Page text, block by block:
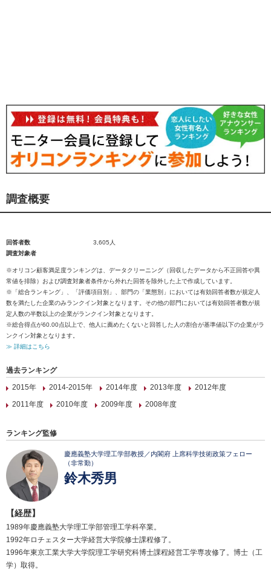
調査概要
回答者数
3,605人
調査対象者
※オリコン顧客満足度ランキングは、データクリーニング（回収したデータから不正回答や異
常値を排除）および調査対象者条件から外れた回答を除外した上で作成しています。
※「総合ランキング」、「評価項目別」、部門の「業態別」においては有効回答者数が規定人
数を満たした企業のみランクイン対象となります。その他の部門においては有効回答者数が規
定人数の半数以上の企業がランクイン対象となります。
※総合得点が60.00点以上で、他人に薦めたくないと回答した人の割合が基準値以下の企業がラ
ンクイン対象となります。
≫ 詳細はこちら
過去ランキング
2015年
2014-2015年 2014年度 2013年度
2012年度
2011年度
2010年度 2009年度 2008年度
ランキング監修
慶應義塾大学理工学部教授／内閣府 上席科学技術政策フェロー
（非常勤）
鈴木秀男
【経歴】
1989年慶應義塾大学理工学部管理工学科卒業。
1992年ロチェスター大学経営大学院修士課程修了。
1996年東京工業大学大学院理工学研究科博士課程経営工学専攻修了。博士（工
学）取得。